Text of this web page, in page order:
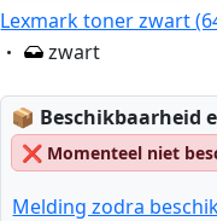
Lexmark toner zwart
Eigenschaft:
zwart
📦 Lagerstatus:
Beschikbaarheid
❌ Momenteel niet
Melding zodra